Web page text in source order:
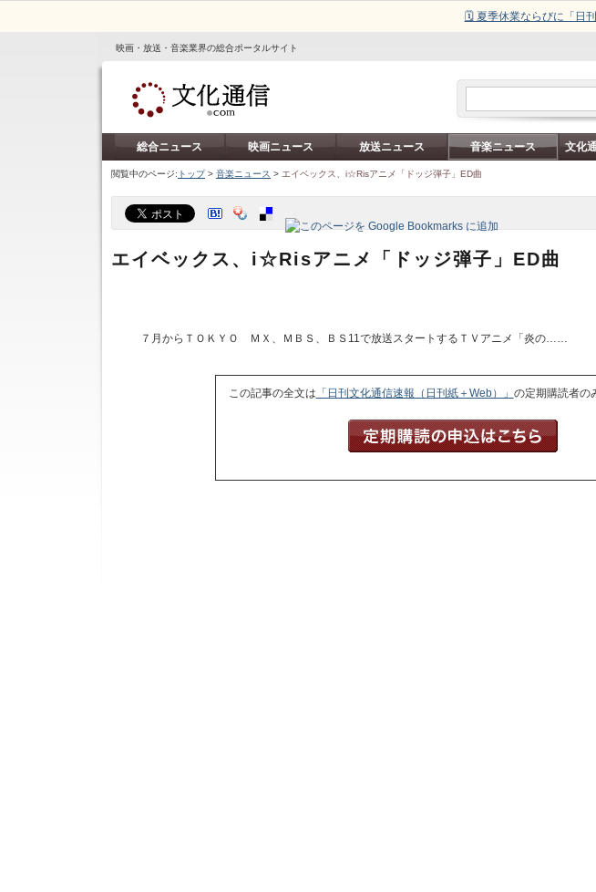
🗓️ 夏季休業ならびに「日
映画・放送・音楽業界の総合ポータルサイト
総合ニュース 映画ニュース 放送ニュース 音楽ニュース 文化
閲覧中のページ: トップ> 音楽ニュース > エイベックス、i☆Risアニメ「ドッジ弾子」ED曲
エイベックス、i☆Risアニメ「ドッジ弾子」ED曲
７月からＴＯＫＹＯ ＭＸ、ＭＢＳ、ＢＳ11で放送スタートするＴＶアニメ「炎の……
この記事の全文は 「日刊文化通信速報（日刊紙＋Web）」 の定期購読者の